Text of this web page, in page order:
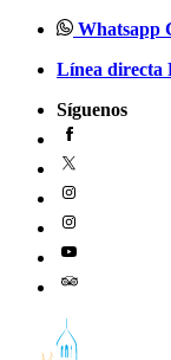
contenido
Whatsapp
Línea directa
Síguenos